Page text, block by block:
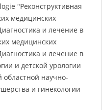
"Реконструктивная
медицинских
и лечение в
медицинских
и лечение в
и детской урологии
научно-
и гинекологии